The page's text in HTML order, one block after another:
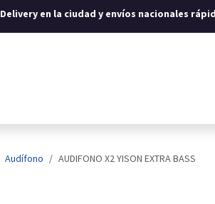
Delivery en la ciudad y envíos nacionales
Audífono AUDIFONO X2 YISON EXTRA BASS